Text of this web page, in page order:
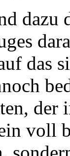
dazu
das
der
voll